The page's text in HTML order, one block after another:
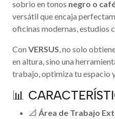
sobrio en tonos negro o
versátil que encaja
oficinas modernas, estudios
Con VERSUS, no solo
en altura, sino una
trabajo, optimiza tu espacio
📊
📐 Área de Trabajo